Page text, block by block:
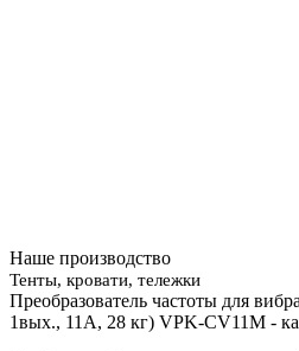
Наше производство
Тенты, кровати, тележки
Преобразователь частоты для
1вых., 11A, 28 кг) VPK-CV11M -